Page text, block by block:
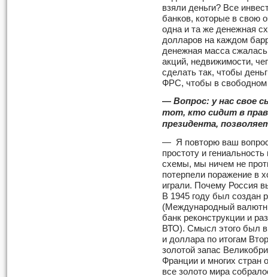
взяли деньги? Все
банков, которые в свою
одна и та же денежная
долларов на каждом
денежная масса
акций, недвижимости,
сделать так, чтобы
ФРС, чтобы в
— Вопрос: у нас свое
тот, кто сидит в
президента,
— Я повторю ваш вопрос
простоту и
схемы, мы ничем не
потер­пели поражение в
играли. Почему Россия
В 1945 году был создан
(Международный
банк реконструкции и
ВТО). Смысл этого был в
и доллара по итогам
золотой запас
Франции и многих стран
все золото мира